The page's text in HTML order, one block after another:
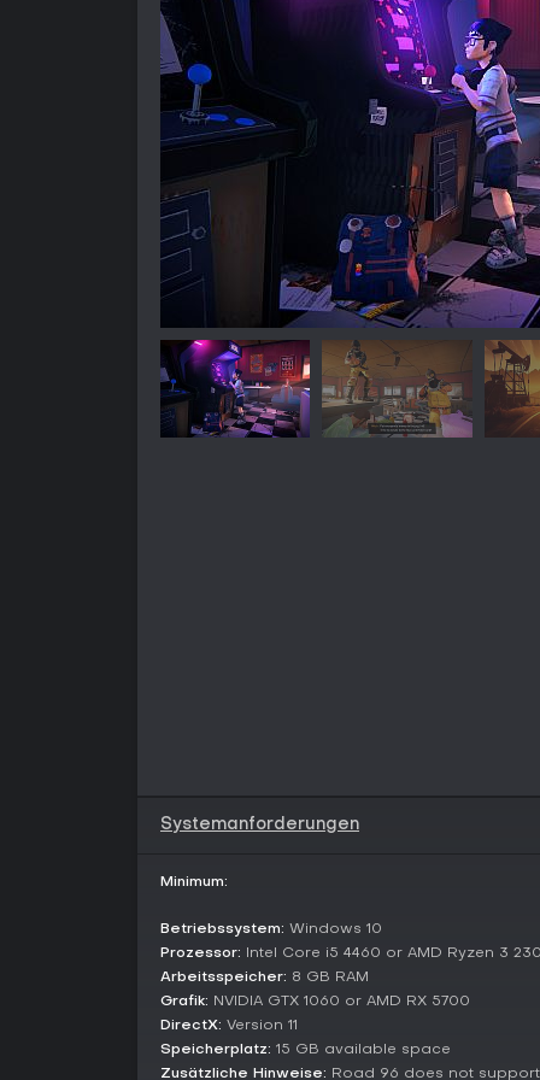
Systemanforderungen
Minimum:
Betriebssystem: Windows 10
Prozessor: Intel Core i5 4460 or AMD Ryzen 3
Arbeitsspeicher: 8 GB RAM
Grafik: NVIDIA GTX 1060 or AMD RX 5700
DirectX: Version 11
Speicherplatz: 15 GB available space
Zusätzliche Hinweise: Road 96 does not